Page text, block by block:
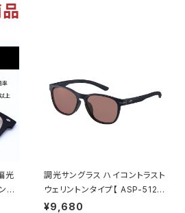
光
グ
ト
調光サングラス ハイコントラスト
ウェリントンタイプ【 ASP-5125
MBK 】 軽量サングラス 調光レ
¥9,680